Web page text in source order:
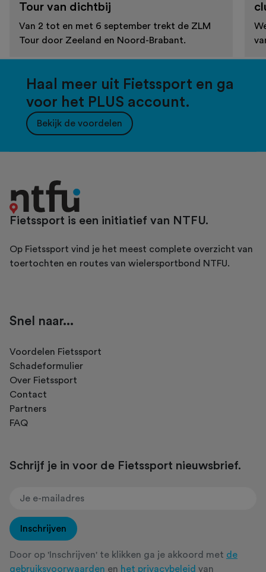
Tour van dichtbij
Van 2 tot en met 6 september trekt de ZLM
Tour door Zeeland en Noord-Brabant.
Haal meer uit Fietssport en ga
voor het PLUS account.
Bekijk de voordelen
Fietssport is een initiatief van NTFU.
Op Fietssport vind je het meest complete overzicht van
toertochten en routes van wielersportbond NTFU.
Snel naar...
Voordelen Fietssport
Schadeformulier
Over Fietssport
Contact
Partners
FAQ
Schrijf je in voor de Fietssport nieuwsbrief.
Inschrijven
Door op 'Inschrijven' te klikken ga je akkoord met de
gebruiksvoorwaarden en het privacybeleid van